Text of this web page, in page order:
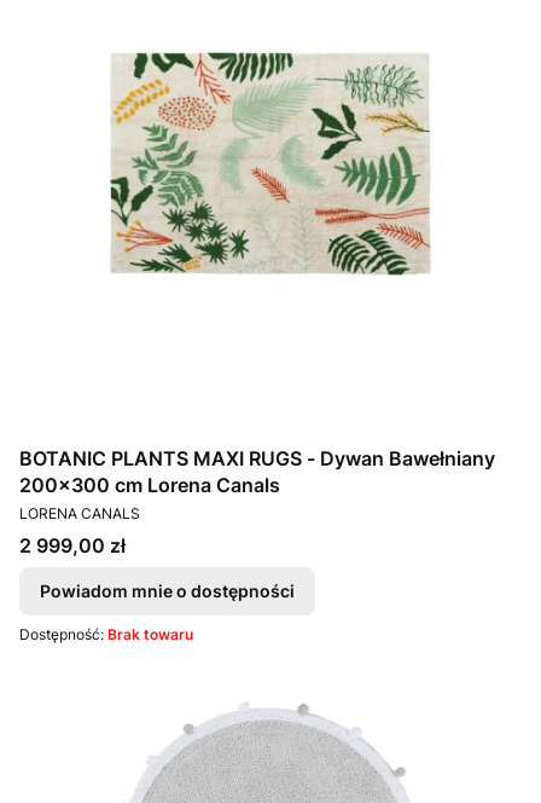
BOTANIC PLANTS MAXI RUGS - Dywan Bawełniany
200x300 cm Lorena Canals
PRODUCENT
LORENA CANALS
Cena
2 999,00 zł
Powiadom mnie o dostępności
Dostępność: Brak towaru